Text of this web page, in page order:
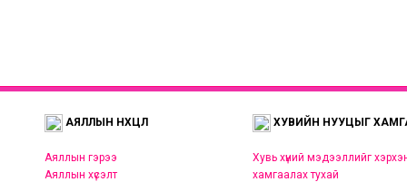
АЯЛЛЫН НӨХЦӨЛ
Аяллын гэрээ
Аяллын хүсэлт
ХУВИЙН НУУЦЫГ
Хувь хүний мэдээллийг
хамгаалах тухай